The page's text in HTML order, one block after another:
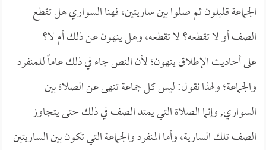
الجماعة قليلون ثم صلوا بين ساريتين، فهنا السواري هل تقطع
الصف أو لا تقطعه؟ لا تقطعه، وهل ينهون عن ذلك أم لا؟
على أحاديث الإطلاق ينهون؛ لأن النص جاء في ذلك عاماً للمنفرد
والجماعة؛ ولهذا نقول: ليس كل جماعة تنهى عن الصلاة بين
السواري, وإنما الصلاة التي يمتد الصف في ذلك حتى يتجاوز
الصف تلك السارية، وأما المنفرد والجماعة التي تكون بين الساريتين